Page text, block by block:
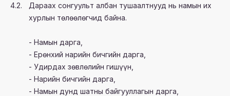
4.2.
Дараах сонгуульт албан тушаалтнууд нь намын их
хурлын төлөөлөгчид байна.
- Намын дарга,
- Ерөнхий нарийн бичгийн дарга,
- Удирдах зөвлөлийн гишүүн,
- Нарийн бичгийн дарга,
- Намын дунд шатны байгууллагын дарга,